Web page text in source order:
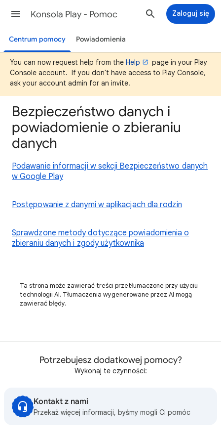
Konsola Play - Pomoc Zaloguj się
Centrum pomocy Powiadomienia
You can now request help from the Help
page in your Play
Console account. If you don't have access to Play Console,
ask your account admin for an invite.
Bezpieczeństwo danych i
powiadomienie o zbieraniu
danych
Podawanie informacji w sekcji Bezpieczeństwo danych
w Google Play
Postępowanie z danymi w aplikacjach dla rodzin
Sprawdzone metody dotyczące powiadomienia o
zbieraniu danych i zgody użytkownika
Ta strona może zawierać treści przetłumaczone przy użyciu
technologii AI. Tłumaczenia wygenerowane przez AI mogą
zawierać błędy.
Potrzebujesz dodatkowej pomocy?
Wykonaj te czynności:
Kontakt z nami
Przekaż więcej informacji, byśmy mogli Ci pomóc